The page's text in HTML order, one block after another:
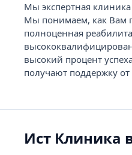
Мы экспертная
Мы понимаем, как Вам
полноценная
высокий процент
получают поддержку
Ист Клиника